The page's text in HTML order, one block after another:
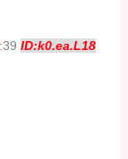
ID:k0.ea.L18